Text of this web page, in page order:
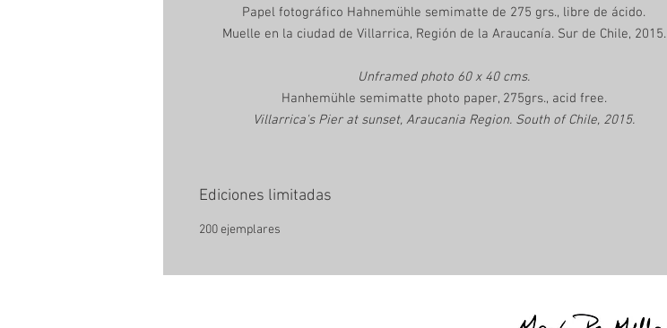
Papel fotográfico Hahnemühle semimatte de 275 grs., libre de ácido.
Muelle en la ciudad de Villarrica, Región de la Araucanía. Sur de Chile, 2015.
Unframed photo 60 x 40 cms.
Hanhemühle semimatte photo paper, 275grs., acid free.
Villarrica's Pier at sunset, Araucania Region. South of Chile, 2015.
Ediciones limitadas
200 ejemplares